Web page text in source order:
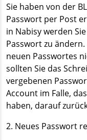
Sie haben von der
Passwort per Post
in Nabisy werden
Passwort zu
neuen Passwortes
sollten Sie das
vergebenen
Account im Falle,
haben, darauf
2. Neues Passwort